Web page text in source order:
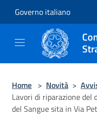
Governo italiano
Home > Novità >
Lavori di riparazione del
del Sangue sita in Via